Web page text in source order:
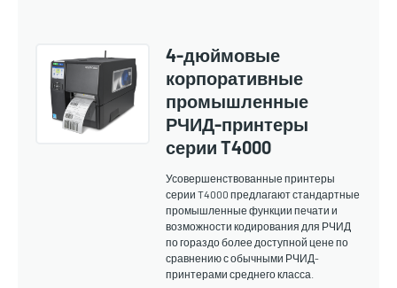
4-дюймовые
корпоративные
промышленные
РЧИД-принтеры
серии T4000
Усовершенствованные принтеры
серии T4000 предлагают стандартные
промышленные функции печати и
возможности кодирования для РЧИД
по гораздо более доступной цене по
сравнению с обычными РЧИД-
принтерами среднего класса.